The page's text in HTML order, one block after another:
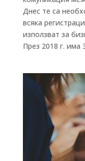
Днес те са
всяка
използват за
През 2018 г. има